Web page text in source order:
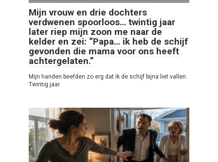
Mijn vrouw en drie dochters
verdwenen spoorloos… twintig jaar
later riep mijn zoon me naar de
kelder en zei: “Papa… ik heb de schijf
gevonden die mama voor ons heeft
achtergelaten.”
Mijn handen beefden zo erg dat ik de schijf bijna liet vallen.
Twintig jaar.